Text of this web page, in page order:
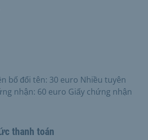
bố đổi tên: 30 euro Nhiều tuyên
nhận: 60 euro Giấy chứng nhận
thanh toán